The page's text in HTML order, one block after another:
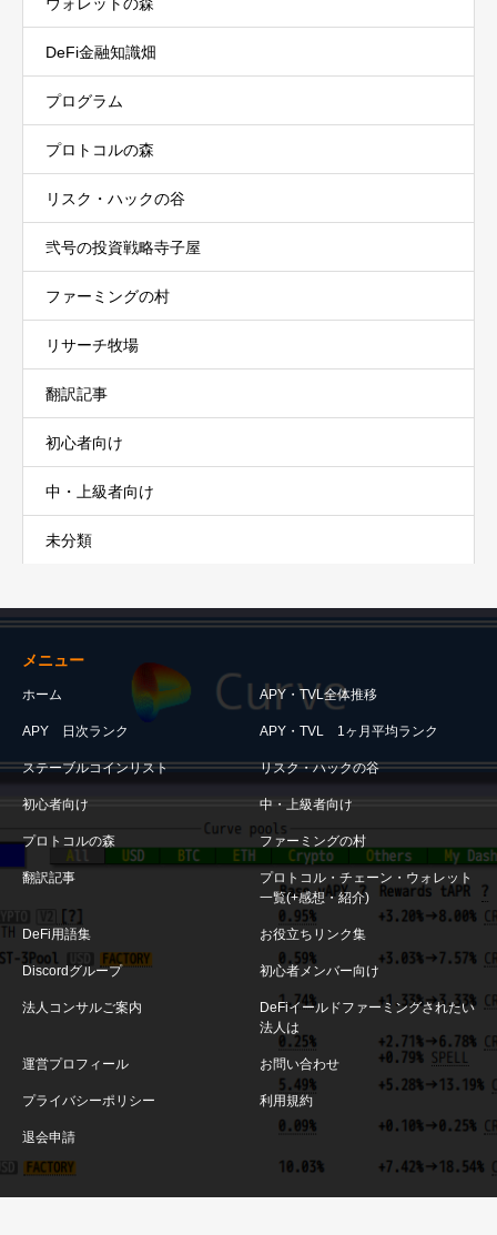
DeFi金融知識畑
プログラム
プロトコルの森
リスク・ハックの谷
弐号の投資戦略寺子屋
ファーミングの村
リサーチ牧場
翻訳記事
初心者向け
中・上級者向け
未分類
メニュー
ホーム APY・TVL全体推移
APY 日次ランク APY・TVL 1ヶ月平均ランク
ステーブルコインリスト リスク・ハックの谷
初心者向け 中・上級者向け
プロトコルの森 ファーミングの村
翻訳記事
プロトコル・チェーン・ウォレット
一覧(+感想・紹介)
DeFi用語集 お役立ちリンク集
Discordグループ 初心者メンバー向け
法人コンサルご案内
DeFiイールドファーミングされたい
法人は
運営プロフィール お問い合わせ
プライバシーポリシー 利用規約
退会申請